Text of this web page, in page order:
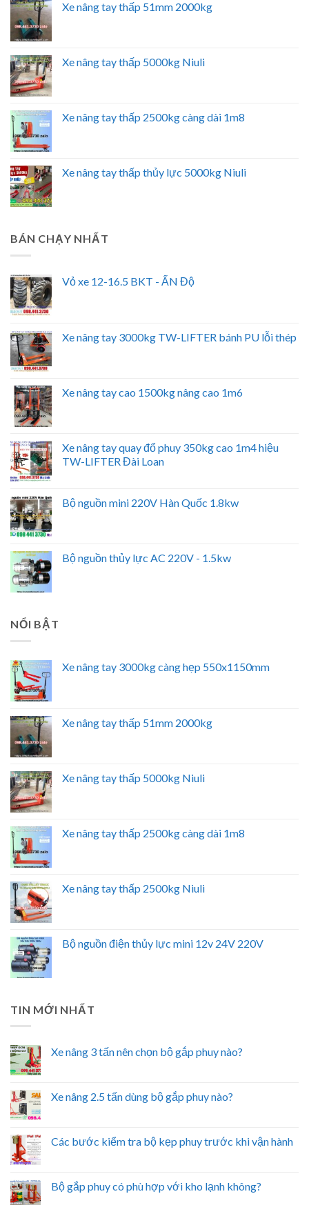
Xe nâng tay thấp 51mm 2000kg
Xe nâng tay thấp 5000kg Niuli
Xe nâng tay thấp 2500kg càng dài 1m8
Xe nâng tay thấp thủy lực 5000kg Niuli
BÁN CHẠY NHẤT
Vỏ xe 12-16.5 BKT - ẤN Độ
Xe nâng tay 3000kg TW-LIFTER bánh PU lỗi thép
Xe nâng tay cao 1500kg nâng cao 1m6
Xe nâng tay quay đổ phuy 350kg cao 1m4 hiệu
TW-LIFTER Đài Loan
Bộ nguồn mini 220V Hàn Quốc 1.8kw
Bộ nguồn thủy lực AC 220V - 1.5kw
NỔI BẬT
Xe nâng tay 3000kg càng hẹp 550x1150mm
Xe nâng tay thấp 51mm 2000kg
Xe nâng tay thấp 5000kg Niuli
Xe nâng tay thấp 2500kg càng dài 1m8
Xe nâng tay thấp 2500kg Niuli
Bộ nguồn điện thủy lực mini 12v 24V 220V
TIN MỚI NHẤT
Xe nâng 3 tấn nên chọn bộ gắp phuy nào?
Xe nâng 2.5 tấn dùng bộ gắp phuy nào?
Các bước kiểm tra bộ kẹp phuy trước khi vận hành
Bộ gắp phuy có phù hợp với kho lạnh không?